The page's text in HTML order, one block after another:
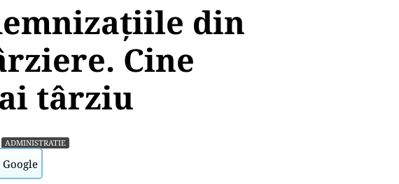
din
Cine
târziu
ADMINISTRATIE